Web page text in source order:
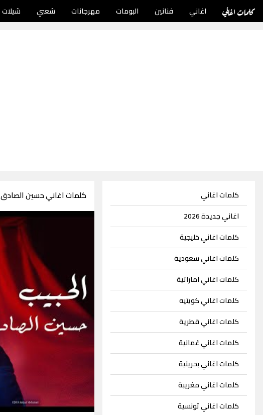
كلمات اغاني اغاني فنانين البومات مهرجانات شعبي شيلات
كلمات اغاني
اغاني جديدة 2026
كلمات اغاني خليجية
كلمات اغاني سعودية
كلمات اغاني اماراتية
كلمات اغاني كويتيه
كلمات اغاني قطرية
كلمات اغاني عُمانية
كلمات اغاني بحرينية
كلمات اغاني مغريبة
كلمات اغاني تونسية
كلمات اغاني حسين الصادق